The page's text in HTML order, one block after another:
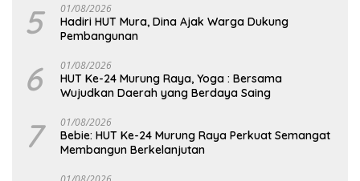
5 01/08/2026
Hadiri HUT Mura, Dina Ajak Warga Dukung
Pembangunan
6 01/08/2026
HUT Ke-24 Murung Raya, Yoga : Bersama
Wujudkan Daerah yang Berdaya Saing
7 01/08/2026
Bebie: HUT Ke-24 Murung Raya Perkuat Semangat
Membangun Berkelanjutan